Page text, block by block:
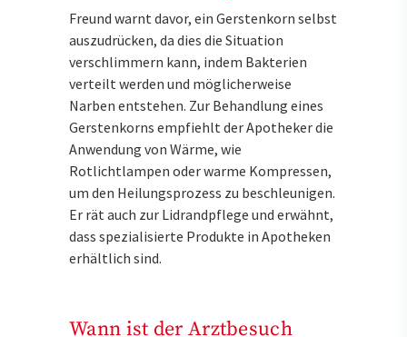
Freund warnt davor, ein Gerstenkorn selbst
auszudrücken, da dies die Situation
verschlimmern kann, indem Bakterien
verteilt werden und möglicherweise
Narben entstehen. Zur Behandlung eines
Gerstenkorns empfiehlt der Apotheker die
Anwendung von Wärme, wie
Rotlichtlampen oder warme Kompressen,
um den Heilungsprozess zu beschleunigen.
Er rät auch zur Lidrandpflege und erwähnt,
dass spezialisierte Produkte in Apotheken
erhältlich sind.
Wann ist der Arztbesuch